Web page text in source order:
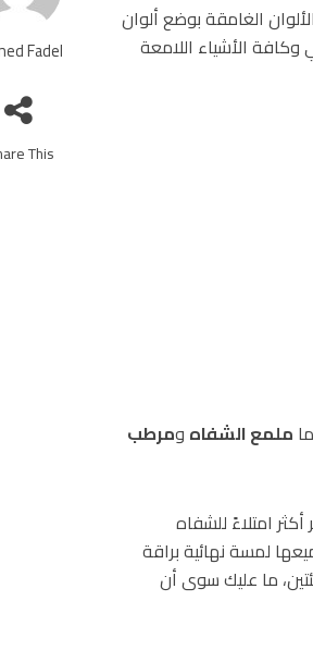
Fadel
This!
الغامقة بوضع ألوان
وكافة الأشياء اللامعة
ملمع الشفاه ومرطب
امتلاءً للشفاه
لمسة نهائية براقة
ما عليك سوى أن